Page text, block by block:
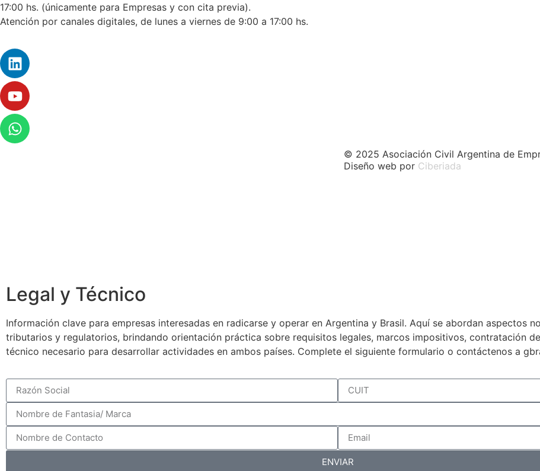
17:00 hs. (únicamente para Empresas y con cita previa).
Atención por canales digitales, de lunes a viernes de 9:00 a 17:00 hs.
© 2025 Asociación Civil Argentina de
Diseño web por Ciberiada
Legal y Técnico
Información clave para empresas interesadas en radicarse y operar en Argentina y Brasil. Aquí se abordan aspectos
tributarios y regulatorios, brindando orientación práctica sobre requisitos legales, marcos impositivos, contratación
técnico necesario para desarrollar actividades en ambos países. Complete el siguiente formulario o contáctenos a
ENVIAR